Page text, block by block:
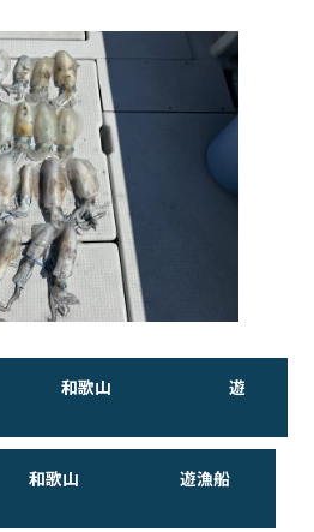
ラン 和歌山 遊
和歌山 遊漁船